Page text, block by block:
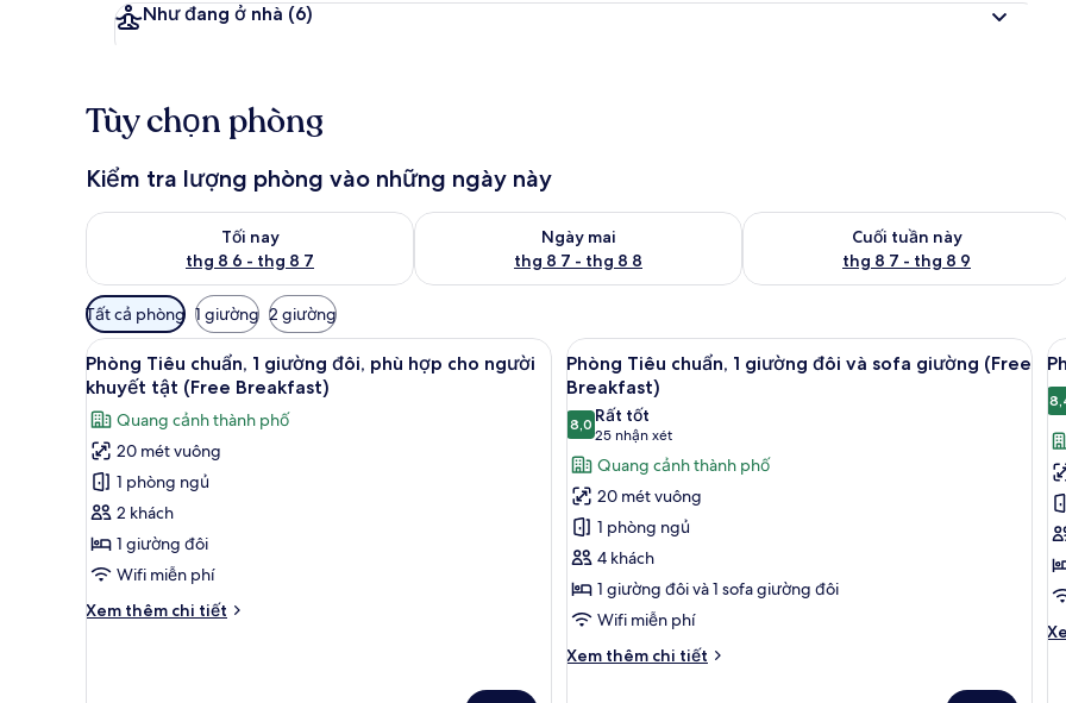
Như đang ở nhà (6)
Tùy chọn phòng
Kiểm tra lượng phòng vào những ngày này
Tối nay
thg 8 6 - thg 8 7
Kiểm tra lượng phòng tối nay từ thg 8 6 - thg 8 7
Ngày mai
thg 8 7 - thg 8 8
Kiểm tra lượng phòng ngày mai từ thg 8 7 - thg 8 8
Cuối tuần này
thg 8 7 - thg 8 9
Kiểm tra lượng phòng cuối tuần này
Bộ
lọc
có
thể
dùng
để
lọc
tìm
phòng
Tất cả phòng 1 giường 2 giường
Xem
tất
cả
ảnh
Phòng
Tiêu
chuẩn,
1
giường
phù
Phòng Tiêu chuẩn, 1 giường đôi, phù hợp cho người khuyết tật (Free Breakfast) | Bộ đồ giường cao cấp,
5
Phòng Tiêu chuẩn, 1 giường đôi, phù hợp cho người
khuyết tật (Free Breakfast)
Quang cảnh thành phố
20 mét vuông
1 phòng ngủ
2 khách
1 giường đôi
Wifi miễn phí
Xem thêm chi tiết
Chi
Xem
tất
cả
ảnh
Phòng
Tiêu
chuẩn,
giường
đôi
và
sofa
Bộ đồ giường cao cấp, két bảo mật
5
Phòng Tiêu chuẩn, 1 giường đôi và sofa giường (Free
Breakfast)
8,08,0 trên 10
Rất tốt
25 nhận xét
(25
nhận
xét)
Quang cảnh thành phố
20 mét vuông
1 phòng ngủ
4 khách
1 giường đôi và 1 sofa giường đôi
Wifi miễn phí
Xem thêm chi tiết
Chi
2